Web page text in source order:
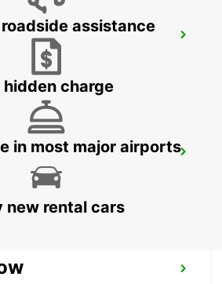
CENTRE
assistance
hidden charge
in most major airports
new rental cars